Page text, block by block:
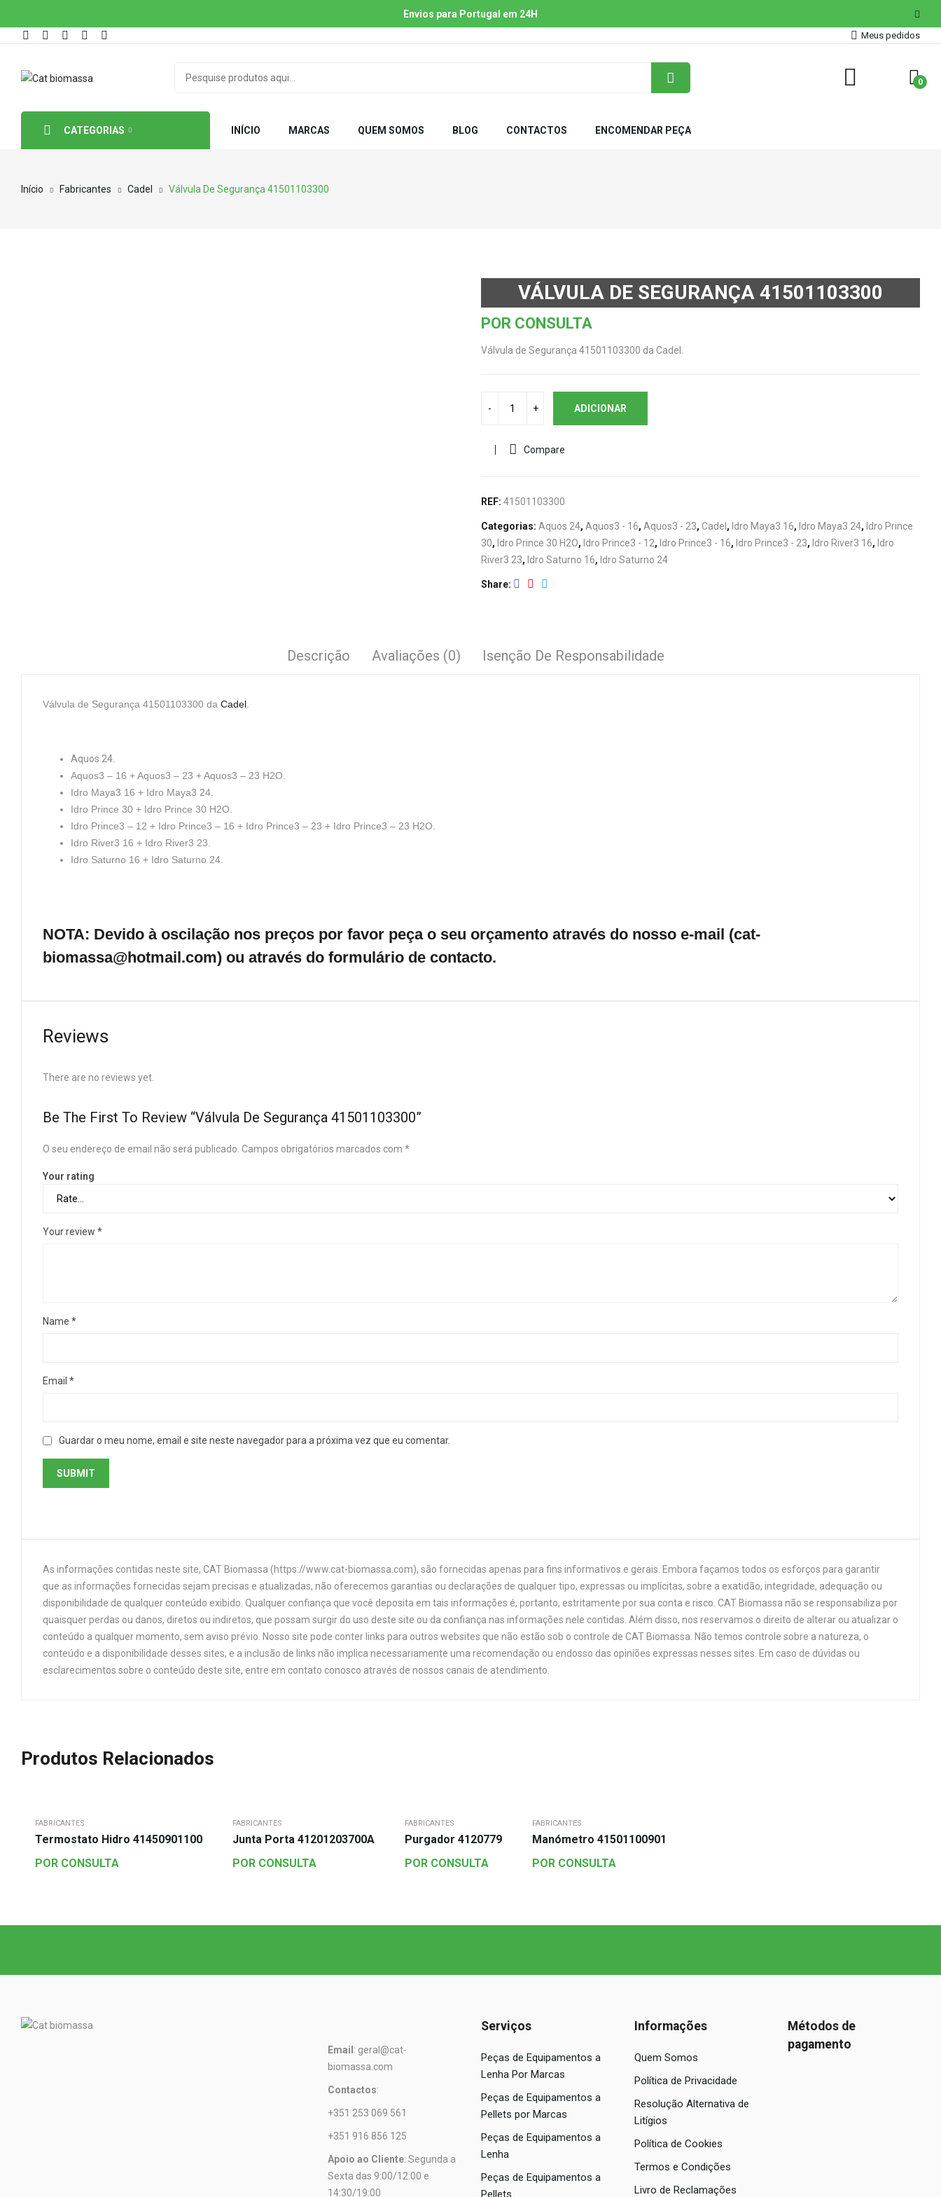
Envios para Portugal em 24H
Meus pedidos
0
CATEGORIAS INÍCIO MARCAS QUEM SOMOS BLOG CONTACTOS ENCOMENDAR PEÇA
Início Fabricantes Cadel Válvula De Segurança 41501103300
VÁLVULA DE SEGURANÇA 41501103300
POR CONSULTA
Válvula de Segurança 41501103300 da Cadel.
ADICIONAR
Compare
REF: 41501103300
Categorias: Aquos 24, Aquos3 - 16, Aquos3 - 23, Cadel , Idro Maya3 16, Idro Maya3 24, Idro Prince
30, Idro Prince 30 H2O, Idro Prince3 - 12, Idro Prince3 - 16, Idro Prince3 - 23, Idro River3 16, Idro
River3 23, Idro Saturno 16, Idro Saturno 24
Share
Descrição Avaliações (0) Isenção De Responsabilidade
Válvula de Segurança 41501103300 da Cadel
Aquos 24.
Aquos3 – 16 + Aquos3 – 23 + Aquos3 – 23 H2O.
Idro Maya3 16 + Idro Maya3 24.
Idro Prince 30 + Idro Prince 30 H2O.
Idro Prince3 – 12 + Idro Prince3 – 16 + Idro Prince3 – 23 + Idro Prince3 – 23 H2O.
Idro River3 16 + Idro River3 23.
Idro Saturno 16 + Idro Saturno 24.
NOTA: Devido à oscilação nos preços por favor peça o seu orçamento através do nosso e-mail (cat-
biomassa@hotmail.com) ou através do formulário de contacto.
Reviews
There are no reviews yet.
Be The First To Review “Válvula De Segurança 41501103300”
O seu endereço de email não será publicado. Campos obrigatórios marcados com *
Your rating
Your review *
Name *
Email *
Guardar o meu nome, email e site neste navegador para a próxima vez que eu comentar.
As informações contidas neste site, CAT Biomassa (https://www.cat-biomassa.com), são fornecidas apenas para fins informativos e gerais. Embora façamos todos os esforços para garantir
que as informações fornecidas sejam precisas e atualizadas, não oferecemos garantias ou declarações de qualquer tipo, expressas ou implícitas, sobre a exatidão, integridade, adequação ou
disponibilidade de qualquer conteúdo exibido. Qualquer confiança que você deposita em tais informações é, portanto, estritamente por sua conta e risco. CAT Biomassa não se responsabiliza por
quaisquer perdas ou danos, diretos ou indiretos, que possam surgir do uso deste site ou da confiança nas informações nele contidas. Além disso, nos reservamos o direito de alterar ou atualizar o
conteúdo a qualquer momento, sem aviso prévio. Nosso site pode conter links para outros websites que não estão sob o controle de CAT Biomassa. Não temos controle sobre a natureza, o
conteúdo e a disponibilidade desses sites, e a inclusão de links não implica necessariamente uma recomendação ou endosso das opiniões expressas nesses sites. Em caso de dúvidas ou
esclarecimentos sobre o conteúdo deste site, entre em contato conosco através de nossos canais de atendimento.
Produtos Relacionados
FABRICANTES
Termostato Hidro 41450901100
POR CONSULTA
FABRICANTES
Junta Porta 41201203700A
POR CONSULTA
FABRICANTES
Purgador 4120779
POR CONSULTA
FABRICANTES
Manómetro 41501100901
POR CONSULTA
Email : geral@cat-
biomassa.com
Contactos:
+351 253 069 561
+351 916 856 125
Apoio ao Cliente: Segunda a
Sexta das 9:00/12:00 e
14:30/19:00
Serviços
Peças de Equipamentos a
Lenha Por Marcas
Peças de Equipamentos a
Pellets por Marcas
Peças de Equipamentos a
Lenha
Peças de Equipamentos a
Pellets
Informações
Quem Somos
Política de Privacidade
Resolução Alternativa de
Litígios
Política de Cookies
Termos e Condições
Livro de Reclamações
Métodos de
pagamento